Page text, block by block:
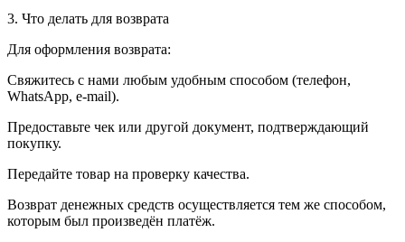
3. Что делать для возврата
Для оформления возврата:
Свяжитесь с нами любым удобным способом (телефон,
WhatsApp, e-mail).
Предоставьте чек или другой документ, подтверждающий
покупку.
Передайте товар на проверку качества.
Возврат денежных средств осуществляется тем же способом,
которым был произведён платёж.